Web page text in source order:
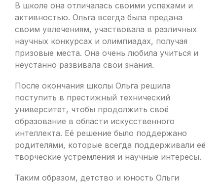
В школе она отличалась своими успехами и
активностью. Ольга всегда была предана
своим увлечениям, участвовала в различных
научных конкурсах и олимпиадах, получая
призовые места. Она очень любила учиться и
неустанно развивала свои знания.
После окончания школы Ольга решила
поступить в престижный технический
университет, чтобы продолжить своё
образование в области искусственного
интеллекта. Её решение было поддержано
родителями, которые всегда поддерживали её
творческие устремления и научные интересы.
Таким образом, детство и юность Ольги